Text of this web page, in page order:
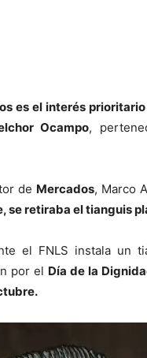
es el interés
Ocampo,
de Mercados, Marco
se retiraba el tianguis
el FNLS instala un
por el Día de la